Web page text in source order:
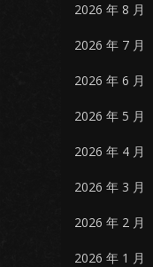
2026 年 8 月
2026 年 7 月
2026 年 6 月
2026 年 5 月
2026 年 4 月
2026 年 3 月
2026 年 2 月
2026 年 1 月